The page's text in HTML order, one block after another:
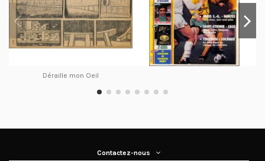
Déraille mon Oeil
Contactez-nous